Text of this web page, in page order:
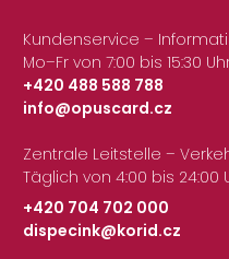
Kundenservice –
Mo–Fr von 7:00 bis 15:30
+420 488 588 788
|
info@opuscard.cz
Zentrale Leitstelle –
Täglich von 4:00 bis 24:00
+420 704 702 000
|
dispecink@korid.cz